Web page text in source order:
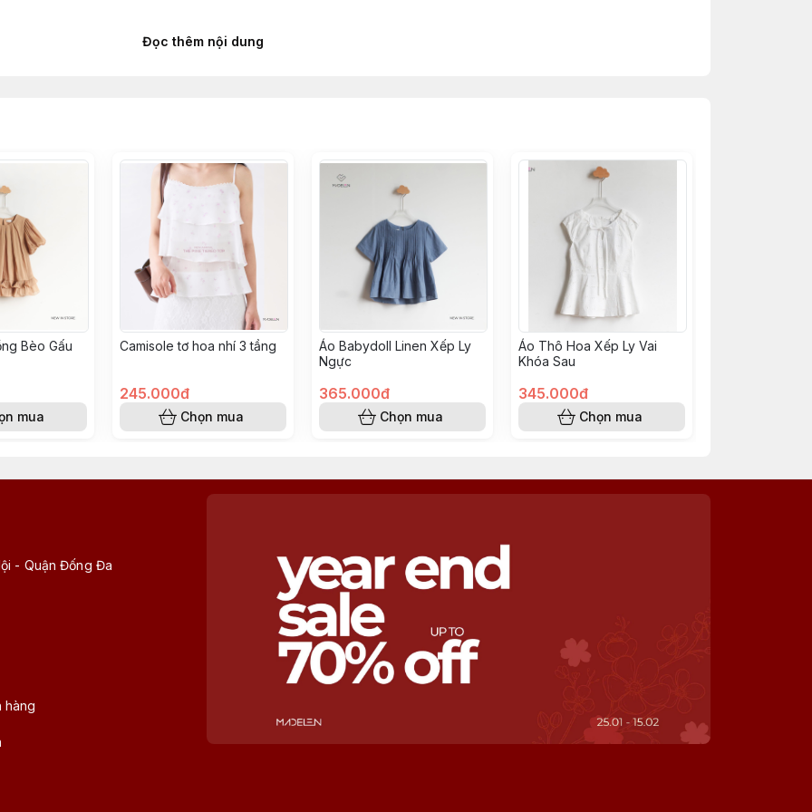
chênh lệch màu không đáng kể do điều kiện ánh sáng hoặc màn hình thiết bị hiển thị
Đọc thêm nội dung
Bèo Gấu
mua
Camisole tơ hoa nhí 3 tầng
245.000đ
Chọn mua
Áo Babydoll Linen Xếp Ly
Ngực
365.000đ
Chọn mua
Áo Thô Hoa Xếp Ly Vai
Khóa Sau
345.000đ
Chọn mua
- Quận Đống Đa
hàng